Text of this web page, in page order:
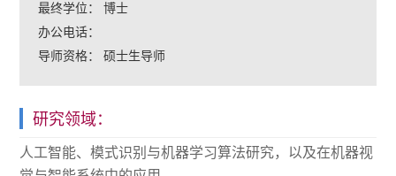
最终学位：
博士
办公电话：
导师资格：
硕士生导师
研究领域：
人工智能、模式识别与机器学习算法研究，以及在机器视